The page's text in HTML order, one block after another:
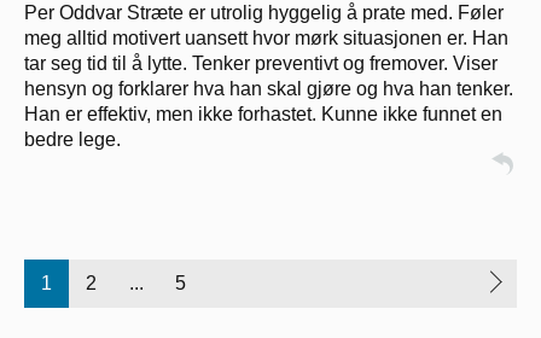
Per Oddvar Stræte er utrolig hyggelig å prate med. Føler
meg alltid motivert uansett hvor mørk situasjonen er. Han
tar seg tid til å lytte. Tenker preventivt og fremover. Viser
hensyn og forklarer hva han skal gjøre og hva han tenker.
Han er effektiv, men ikke forhastet. Kunne ikke funnet en
bedre lege.
1 2 ... 5